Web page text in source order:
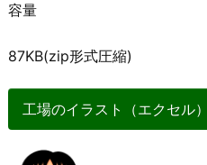
容量
87KB(zip形式圧縮)
工場のイラスト（エクセル